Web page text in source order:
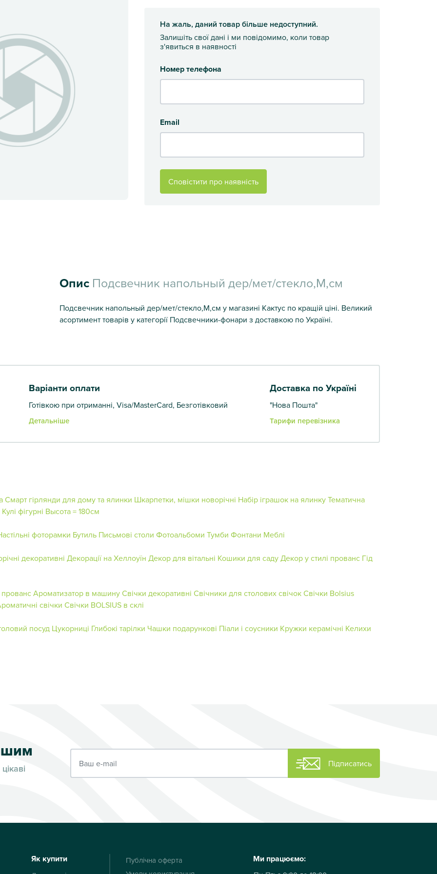
На жаль, даний товар більше недоступний.
Залишіть свої дані і ми повідомимо, коли товар
з'явиться в наявності
Номер телефона
Email
Сповістити про наявність
Опис Подсвечник напольный дер/мет/стекло,M,см
Подсвечник напольный дер/мет/стекло,M,см у магазині Кактус по кращій ціні. Великий
асортимент товарів у категорії Подсвечники-фонари з доставкою по Україні.
Варіанти оплати
Готівкою при отриманні, Visa/MasterCard, Безготівковий
Детальніше
Доставка по Україні
"Нова Пошта"
Тарифи перевізника
Смарт гірлянди для дому та ялинки Шкарпетки, мішки новорічні Набір іграшок на ялинкуТематична
Кулі фігурні Высота = 180см
фоторамки Бутиль Письмові столи Фотоальбоми Тумби Фонтани Меблі
декоративні Декорації на Хеллоуїн Декор для вітальні Кошики для садуДекор у стилі прованс Гід
провансАроматизатор в машинуСвічки декоративні Свічники для столових свічокСвічки Bolsius
свічки Свічки BOLSIUS в склі
посуд Цукорниці Глибокі тарілки Чашки подарункові Піали і соусники Кружки керамічні Келихи
Підписатись
Як купити
Публічна оферта
Ми працюємо: